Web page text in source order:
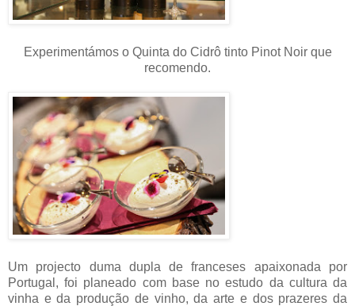
Experimentámos o Quinta do Cidrô tinto Pinot Noir que
recomendo.
Um projecto duma dupla de franceses apaixonada por
Portugal, foi planeado com base no estudo da cultura da
vinha e da produção de vinho, da arte e dos prazeres da